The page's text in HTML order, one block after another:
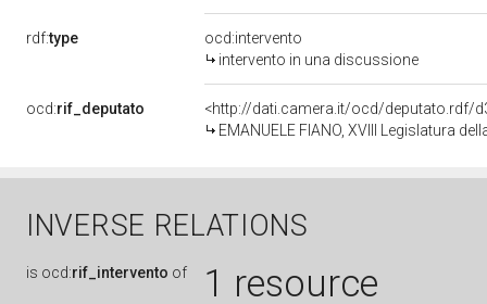
rdf:type
ocd:intervento
intervento in una discussione
ocd:rif_deputato
<http://dati.camera.it/ocd/deputato.rdf/
EMANUELE FIANO, XVIII Legislatura
INVERSE RELATIONS
is ocd:rif_intervento of 1 resource